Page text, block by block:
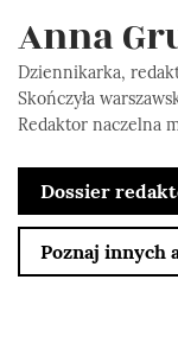
Anna
Dziennikarka,
Skończyła
Redaktor naczelna
Dossier
Poznaj innych